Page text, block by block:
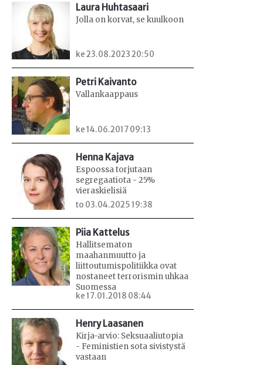
Laura Huhtasaari
Jolla on korvat, se kuulkoon
ke 23.08.2023 20:50
Petri Kaivanto
Vallankaappaus
ke 14.06.2017 09:13
Henna Kajava
Espoossa torjutaan
segregaatiota - 25%
vieraskielisiä
to 03.04.2025 19:38
Piia Kattelus
Hallitsematon
maahanmuutto ja
liittoutumispolitiikka ovat
nostaneet terrorismin uhkaa
Suomessa
ke 17.01.2018 08:44
Henry Laasanen
Kirja-arvio: Seksuaaliutopia
- Feministien sota sivistystä
vastaan